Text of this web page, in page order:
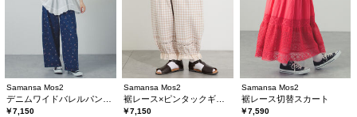
Samansa Mos2
￥7,150
Samansa Mos2
￥7,150
Samansa Mos2
裾レース切替スカート
￥7,590